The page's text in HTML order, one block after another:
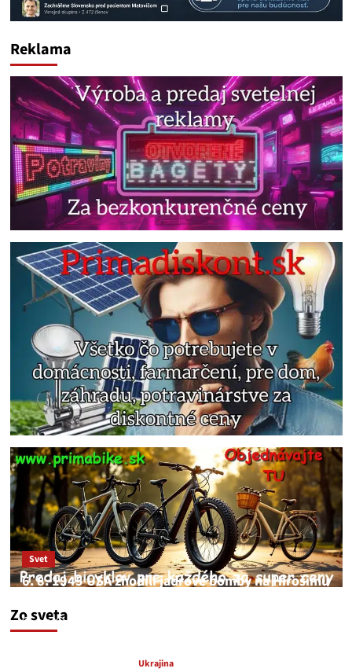
Reklama
Zo sveta
Svet
6. 8. 1945 USA zhodili jadrové bomby na Hirošimu
JNS
Ukrajina